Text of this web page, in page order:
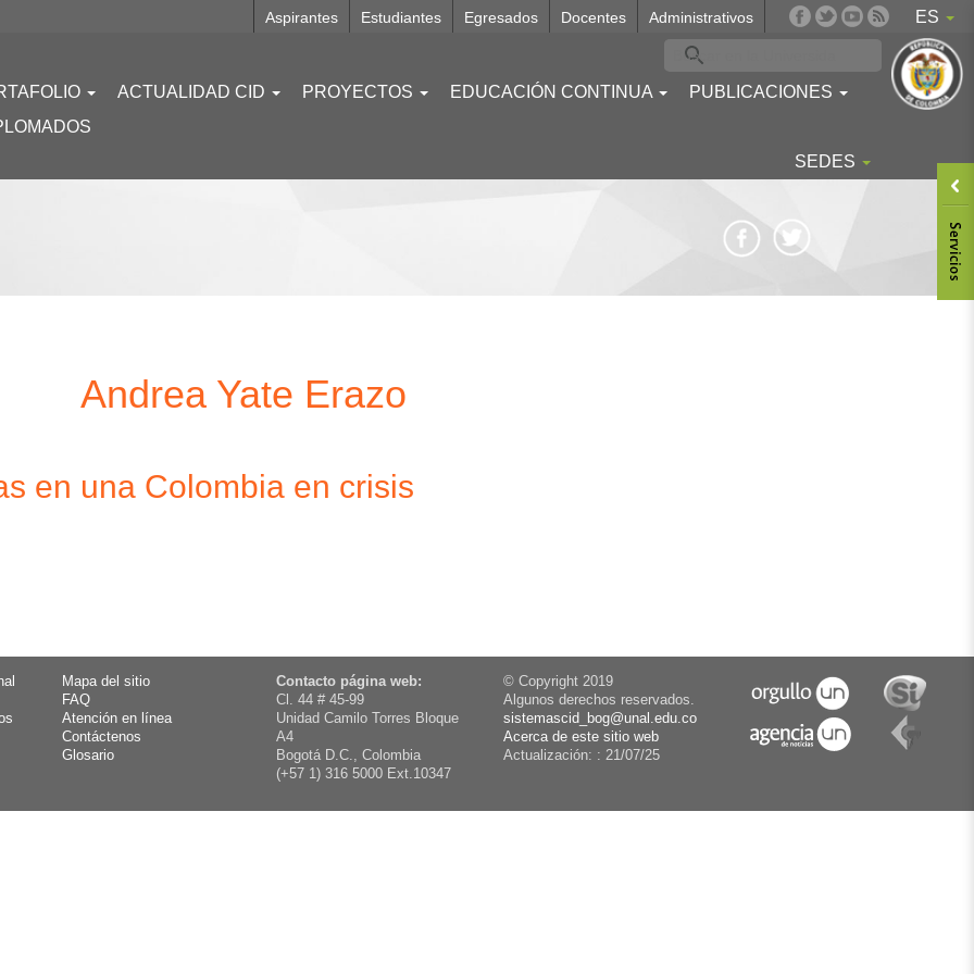
ES
Aspirantes Estudiantes Egresados Docentes Administrativos
ACTUALIDAD CID PROYECTOS EDUCACIÓN CONTINUA
PUBLICACIONES
SEDES
Body
Andrea Yate Erazo
en una Colombia en crisis
Mapa del sitio
FAQ
Atención en línea
Contáctenos
Glosario
Contacto página web:
Cl. 44 # 45-99
Unidad Camilo Torres Bloque
A4
Bogotá D.C., Colombia
(+57 1) 316 5000 Ext.10347
© Copyright 2019
Algunos derechos reservados.
sistemascid_bog@unal.edu.co
Acerca de este sitio web
Actualización: : 21/07/25